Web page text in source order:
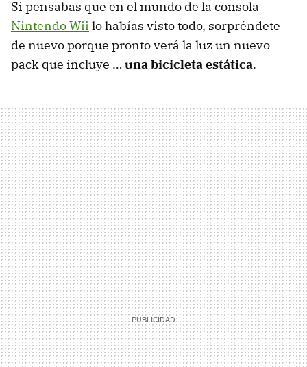
Si pensabas que en el mundo de la consola
Nintendo Wii lo habías visto todo, sorpréndete
de nuevo porque pronto verá la luz un nuevo
pack que incluye … una bicicleta estática.